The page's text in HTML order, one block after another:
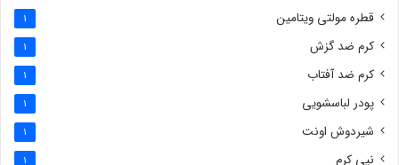
قطره مولتی ویتامین 1
کرم ضد گزش 1
کرم ضد آفتاب 1
پودر لباسشویی 1
شیردوش اونت 1
نپی کرم 1